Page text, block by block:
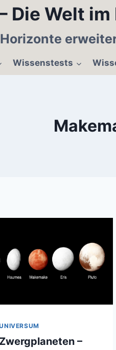
Die Welt im
Wissenstests
Zwergplaneten –